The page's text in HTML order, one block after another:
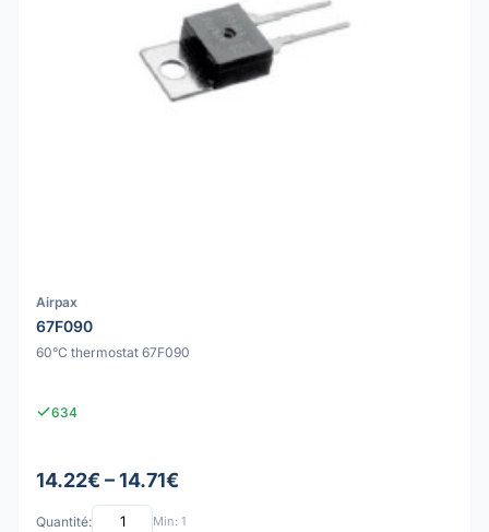
Airpax
67F090
60°C thermostat 67F090
634
14.22€ – 14.71€
Quantité: Min: 1